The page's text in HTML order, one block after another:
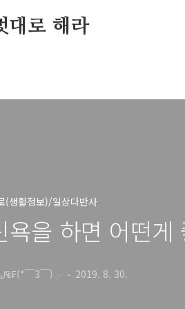
대로 해라
(생활정보)/일상다반사
욕을 하면 어떤게
￣3￣)╭ 2019. 8. 30.